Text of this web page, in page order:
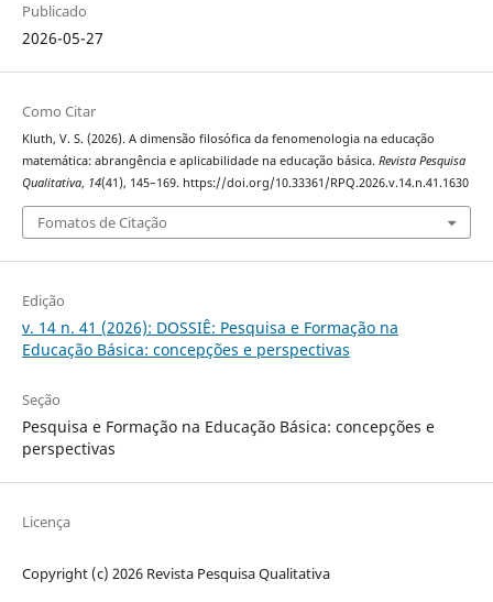
Publicado
2026-05-27
Como Citar
Kluth, V. S. (2026). A dimensão filosófica da fenomenologia na educação
matemática: abrangência e aplicabilidade na educação básica. Revista Pesquisa
Qualitativa, 14(41), 145–169. https://doi.org/10.33361/RPQ.2026.v.14.n.41.1630
Fomatos de Citação
Edição
v. 14 n. 41 (2026): DOSSIÊ: Pesquisa e Formação na
Educação Básica: concepções e perspectivas
Seção
Pesquisa e Formação na Educação Básica: concepções e
perspectivas
Licença
Copyright (c) 2026 Revista Pesquisa Qualitativa